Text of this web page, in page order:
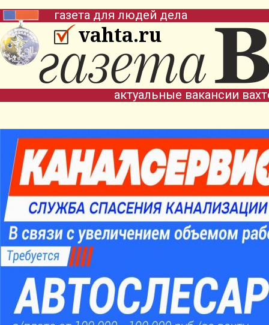
vahta.ru
газета для людей дела
актуальные вакансии